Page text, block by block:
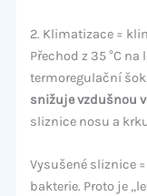
2. Klimatizace =
Přechod z 35 °C
termoregulační
snižuje vzdušnou
sliznice nosu a
Vysušené sliznice
bakterie. Proto je